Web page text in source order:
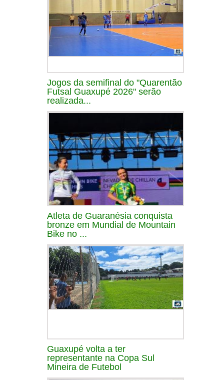
Jogos da semifinal do "Quarentão
Futsal Guaxupé 2026" serão
realizada...
Atleta de Guaranésia conquista
bronze em Mundial de Mountain
Bike no ...
Guaxupé volta a ter
representante na Copa Sul
Mineira de Futebol